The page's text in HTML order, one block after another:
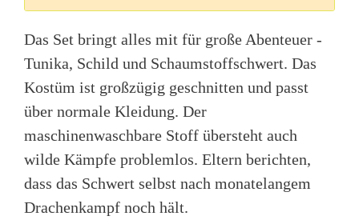
Das Set bringt alles mit für große Abenteuer -
Tunika, Schild und Schaumstoffschwert. Das
Kostüm ist großzügig geschnitten und passt
über normale Kleidung. Der
maschinenwaschbare Stoff übersteht auch
wilde Kämpfe problemlos. Eltern berichten,
dass das Schwert selbst nach monatelangem
Drachenkampf noch hält.